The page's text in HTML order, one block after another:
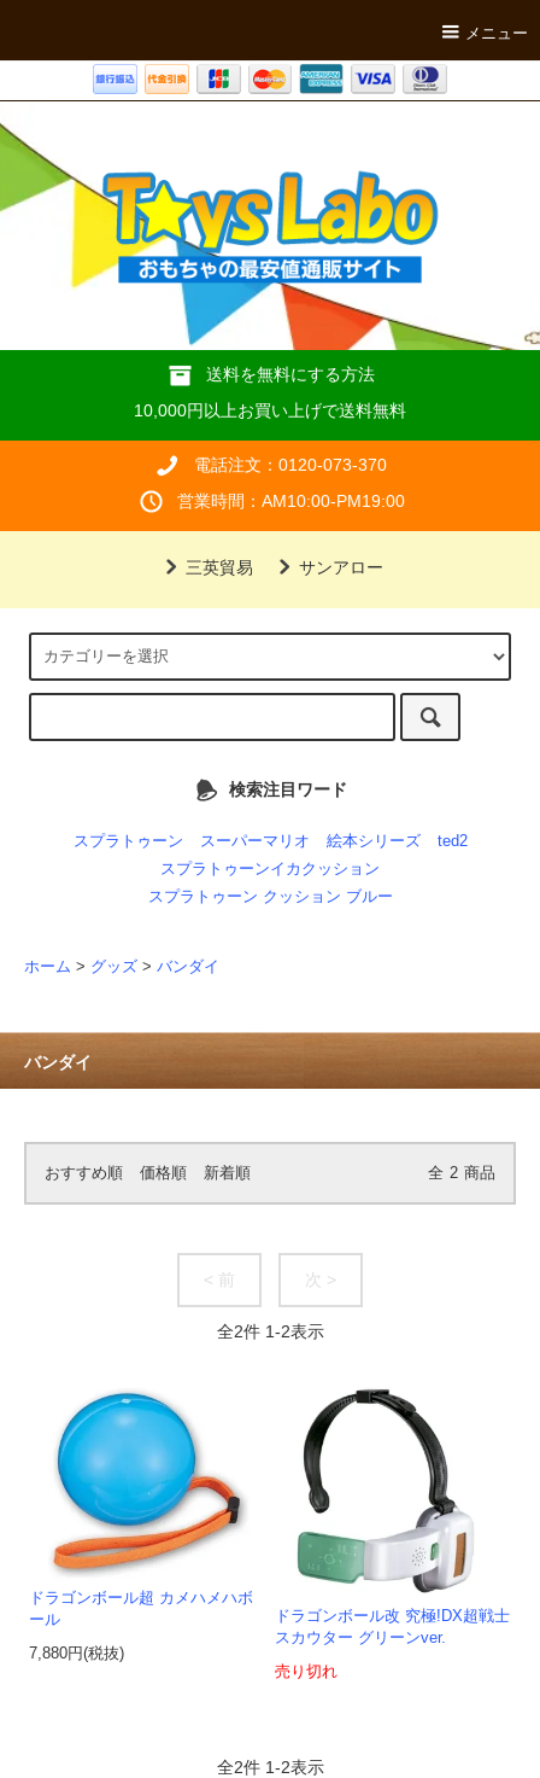
メニュー
送料を無料にする方法
10,000円以上お買い上げで送料無料
電話注文：0120-073-370
営業時間：AM10:00-PM19:00
三英貿易 サンアロー
検索注目ワード
スプラトゥーン スーパーマリオ 絵本シリーズ
ted2
スプラトゥーンイカクッション
スプラトゥーン クッション ブルー
ホーム > グッズ > バンダイ
バンダイ
おすすめ順 価格順 新着順 全 2 商品
< 前 次 >
全2件 1-2表示
ドラゴンボール超 カメハメハボ
ール
7,880円(税抜)
ドラゴンボール改 究極!DX超戦士
スカウター グリーンver.
売り切れ
全2件 1-2表示